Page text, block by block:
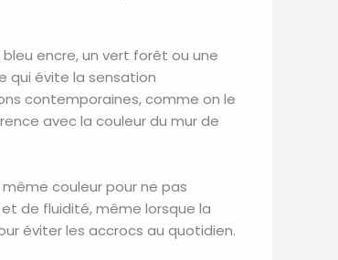
encre, un vert forêt ou une
qui évite la sensation
contemporaines, comme on le
avec la couleur du mur de
couleur pour ne pas
de fluidité, même lorsque la
éviter les accrocs au quotidien.